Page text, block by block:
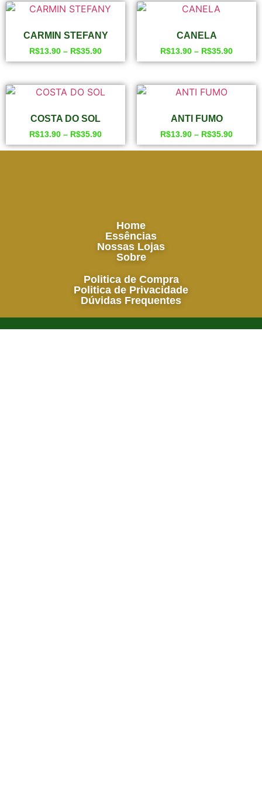
CARMIN STEFANY
R$13.90 – R$35.90
CANELA
R$13.90 – R$35.90
COSTA DO SOL
R$13.90 – R$35.90
ANTI FUMO
R$13.90 – R$35.90
Home
Essências
Nossas Lojas
Sobre
Politica de Compra
Politica de Privacidade
Dúvidas Frequentes